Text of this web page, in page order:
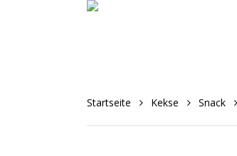
Startseite Kekse Snack